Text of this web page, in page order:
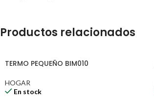
Alto: 24cm
Profundidad: 7cm
Productos relacionados
TERMO PEQUEÑO BIM010
HOGAR
En stock